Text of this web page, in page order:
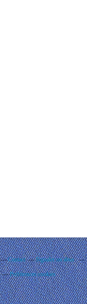
Contact Signaler un abus
Préférences cookies